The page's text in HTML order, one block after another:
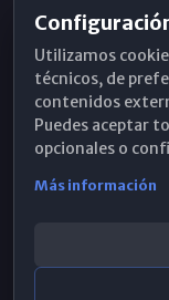
Horarios de Misa
Hemeroteca
WhatsApp
Utilizamos
técnicos, de
contenidos
Puedes aceptar
opcionales o
Más información